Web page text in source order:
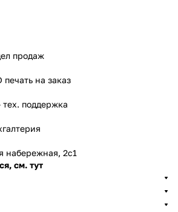
продаж
печать на заказ
тех. поддержка
набережная, 2с1
см. тут